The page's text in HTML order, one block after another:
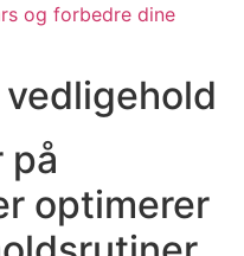
og forbedre dine
på
optimerer